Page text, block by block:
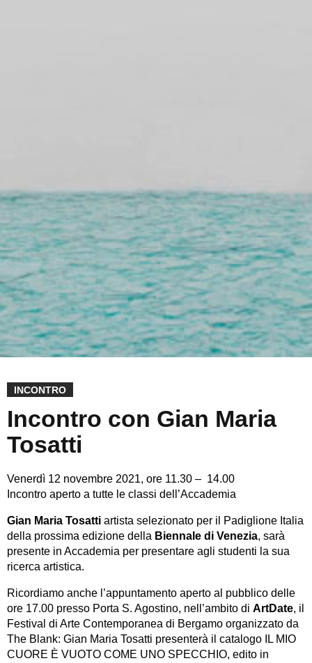
INCONTRO
Incontro con Gian Maria
Tosatti
Venerdì 12 novembre 2021, ore 11.30 – 14.00
Incontro aperto a tutte le classi dell’Accademia
Gian Maria Tosatti artista selezionato per il Padiglione Italia
della prossima edizione della Biennale di Venezia, sarà
presente in Accademia per presentare agli studenti la sua
ricerca artistica.
Ricordiamo anche l’appuntamento aperto al pubblico delle
ore 17.00 presso Porta S. Agostino, nell’ambito di ArtDate, il
Festival di Arte Contemporanea di Bergamo organizzato da
The Blank: Gian Maria Tosatti presenterà il catalogo IL MIO
CUORE È VUOTO COME UNO SPECCHIO, edito in